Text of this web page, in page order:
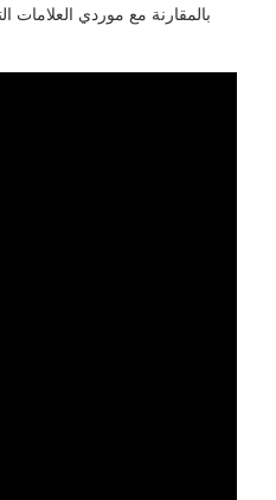
بالمقارنة مع موردي العلامات